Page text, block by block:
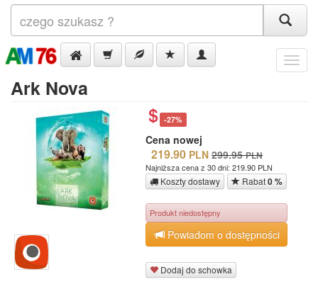
Menu
Ark Nova
-27%
Cena nowej
219.90 PLN 299.95 PLN
Najniższa cena z 30 dni: 219.90 PLN
Koszty dostawy Rabat0 %
Produkt niedostępny
Powiadom o dostępności
Dodaj do schowka